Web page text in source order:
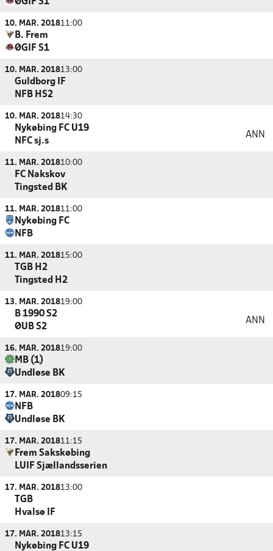
ØGIF S1
10. MAR. 201811:00
B. Frem
ØGIF S1
10. MAR. 201813:00
Guldborg IF
NFB HS2
10. MAR. 201814:30
Nykøbing FC U19
NFC sj.s
ANN
11. MAR. 201810:00
FC Nakskov
Tingsted BK
11. MAR. 201811:00
Nykøbing FC
NFB
11. MAR. 201815:00
TGB H2
Tingsted H2
13. MAR. 201819:00
B 1990 S2
ØUB S2
ANN
16. MAR. 201819:00
MB (1)
Undløse BK
17. MAR. 201809:15
NFB
Undløse BK
17. MAR. 201811:15
Frem Sakskøbing
LUIF Sjællandsserien
17. MAR. 201813:00
TGB
Hvalsø IF
17. MAR. 201813:15
Nykøbing FC U19